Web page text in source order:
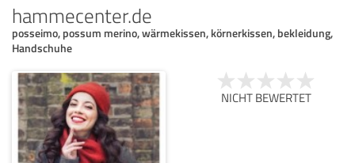
hammecenter.de
posseimo, possum merino, wärmekissen, körnerkissen, bekleidung,
Handschuhe
NICHT BEWERTET